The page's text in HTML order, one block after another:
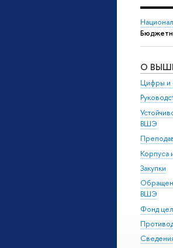
О
Цифры и
ВШЭ
Корпуса
Закупки
ВШЭ
Фонд